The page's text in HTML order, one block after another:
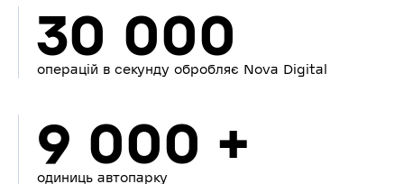
30 000
операцій в секунду обробляє Nova Digital
9 000 +
одиниць автопарку